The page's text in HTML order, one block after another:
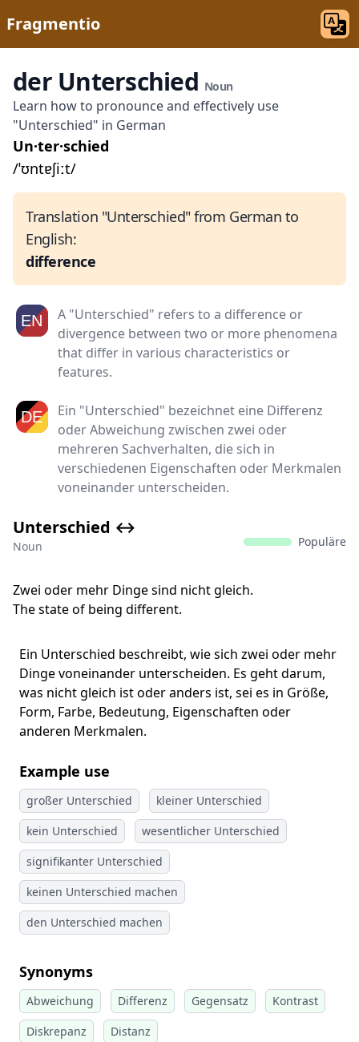
Fragmentio
der Unterschied Noun
Learn how to pronounce and effectively use
"Unterschied" in German
Un·ter·schied
/ˈʊntɐʃiːt/
Translation "Unterschied" from German to
English:
difference
A "Unterschied" refers to a difference or
divergence between two or more phenomena
that differ in various characteristics or
features.
Ein "Unterschied" bezeichnet eine Differenz
oder Abweichung zwischen zwei oder
mehreren Sachverhalten, die sich in
verschiedenen Eigenschaften oder Merkmalen
voneinander unterscheiden.
Unterschied ↔️
Noun Populäre
Zwei oder mehr Dinge sind nicht gleich.
The state of being different.
Ein Unterschied beschreibt, wie sich zwei oder mehr
Dinge voneinander unterscheiden. Es geht darum,
was nicht gleich ist oder anders ist, sei es in Größe,
Form, Farbe, Bedeutung, Eigenschaften oder
anderen Merkmalen.
Example use
großer Unterschied
kleiner Unterschied
kein Unterschied
wesentlicher Unterschied
signifikanter Unterschied
keinen Unterschied machen
den Unterschied machen
Synonyms
Abweichung Differenz Gegensatz
Kontrast
Diskrepanz
Distanz